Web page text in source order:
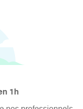
1h